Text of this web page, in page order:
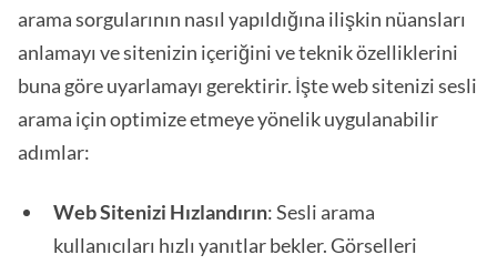
arama sorgularının nasıl yapıldığına ilişkin nüansları
anlamayı ve sitenizin içeriğini ve teknik özelliklerini
buna göre uyarlamayı gerektirir. İşte web sitenizi sesli
arama için optimize etmeye yönelik uygulanabilir
adımlar:
Web Sitenizi Hızlandırın: Sesli arama
kullanıcıları hızlı yanıtlar bekler. Görselleri